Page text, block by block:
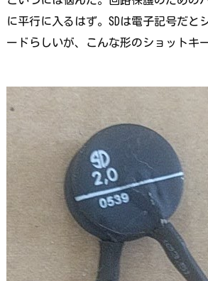
に平行に入るはず。SDは電子記号だと
ードらしいが、こんな形のショットキ